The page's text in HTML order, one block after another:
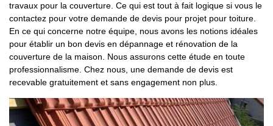
travaux pour la couverture. Ce qui est tout à fait logique si vous le
contactez pour votre demande de devis pour projet pour toiture.
En ce qui concerne notre équipe, nous avons les notions idéales
pour établir un bon devis en dépannage et rénovation de la
couverture de la maison. Nous assurons cette étude en toute
professionnalisme. Chez nous, une demande de devis est
recevable gratuitement et sans engagement non plus.